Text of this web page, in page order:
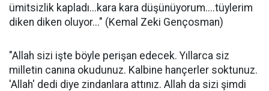
ümitsizlik kapladı...kara kara düşünüyorum....tüylerim
diken diken oluyor..." (Kemal Zeki Gençosman)
"Allah sizi işte böyle perişan edecek. Yıllarca siz
milletin canına okudunuz. Kalbine hançerler soktunuz.
'Allah' dedi diye zindanlara attınız. Allah da sizi şimdi